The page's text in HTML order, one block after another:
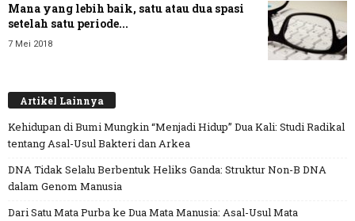
Mana yang lebih baik, satu atau dua spasi
setelah satu periode...
7 Mei 2018
Artikel Lainnya
Kehidupan di Bumi Mungkin “Menjadi Hidup” Dua Kali: Studi Radikal
tentang Asal-Usul Bakteri dan Arkea
DNA Tidak Selalu Berbentuk Heliks Ganda: Struktur Non-B DNA
dalam Genom Manusia
Dari Satu Mata Purba ke Dua Mata Manusia: Asal-Usul Mata